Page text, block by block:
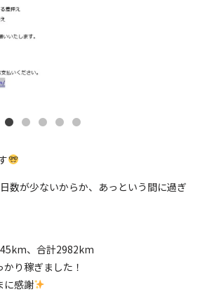
数が少ないからか、あっという間に過ぎ
、合計2982km
り稼ぎました！
に感謝